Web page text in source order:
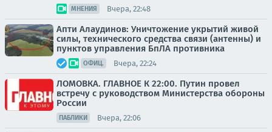
МНЕНИЯ Вчера, 22:48
Апти Алаудинов: Уничтожение укрытий живой
силы, технического средства связи (антенны) и
пунктов управления БпЛА противника
ОФИЦ. Вчера, 22:24
ЛОМОВКА. ГЛАВНОЕ К 22:00. Путин провел
встречу с руководством Министерства обороны
России
ПАБЛИКИ Вчера, 22:06